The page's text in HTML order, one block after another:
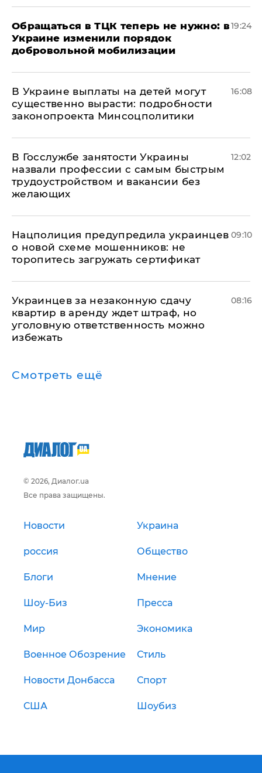
Обращаться в ТЦК теперь не нужно: в
Украине изменили порядок
добровольной мобилизации
19:24
В Украине выплаты на детей могут
существенно вырасти: подробности
законопроекта Минсоцполитики
16:08
В Госслужбе занятости Украины
назвали профессии с самым быстрым
трудоустройством и вакансии без
желающих
12:02
Нацполиция предупредила украинцев
о новой схеме мошенников: не
торопитесь загружать сертификат
09:10
Украинцев за незаконную сдачу
квартир в аренду ждет штраф, но
уголовную ответственность можно
избежать
08:16
Смотреть ещё
© 2026, Диалог.ua
Все права защищены.
Новости Украина
россия Общество
Блоги Мнение
Шоу-Биз Пресса
Мир Экономика
Военное Обозрение Стиль
Новости Донбасса Спорт
США Шоубиз